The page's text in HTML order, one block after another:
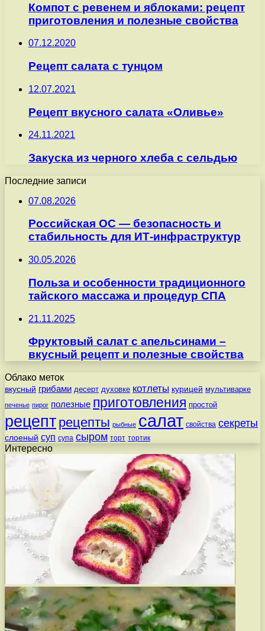
Компот с ревенем и яблоками: рецепт
приготовления и полезные свойства
07.12.2020
Рецепт салата с тунцом
12.07.2021
Рецепт вкусного салата «Оливье»
24.11.2021
Закуска из черного хлеба с сельдью
Последние записи
07.08.2026
Российская ОС — безопасность и
стабильность для ИТ-инфраструктур
30.05.2026
Польза и особенности традиционного
тайского массажа и процедур СПА
21.11.2025
Фруктовый салат с апельсинами –
вкусный рецепт и полезные свойства
Облако меток
вкусный грибами десерт духовке котлеты курицей мультиварке
печенье пирог полезные приготовления простой
рецепт рецепты рыбные салат свойства секреты
слоеный суп супа сыром торт тортик
Интересно